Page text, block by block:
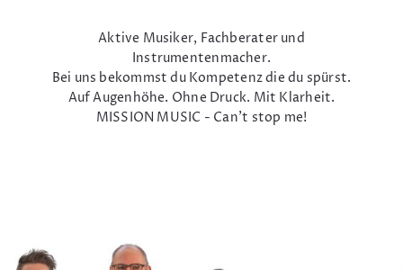
Aktive Musiker, Fachberater und
Instrumentenmacher.
Bei uns bekommst du Kompetenz die du spürst.
Auf Augenhöhe. Ohne Druck. Mit Klarheit.
MISSION MUSIC - Can't stop me!